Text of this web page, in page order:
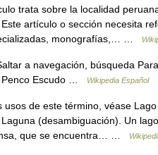
trata sobre la localidad
artículo o sección necesita
monografías,… …
a navegación, búsqueda
Penco Escudo …
Wikipedia Español
de este término, véase
(desambiguación). Un
que se encuentra… …